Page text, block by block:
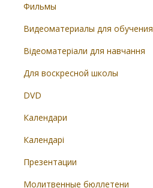
Фильмы
Видеоматериалы для обучения
Відеоматеріали для навчання
Для воскресной школы
DVD
Календари
Календарі
Презентации
Молитвенные бюллетени